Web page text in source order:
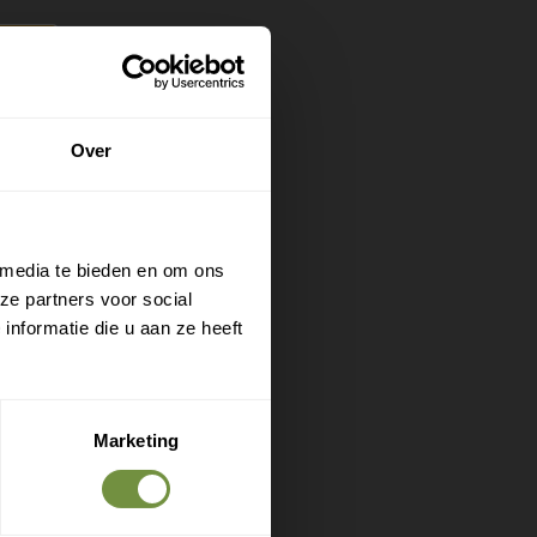
Over
te bieden en om ons
partners voor social
die u aan ze heeft
Marketing